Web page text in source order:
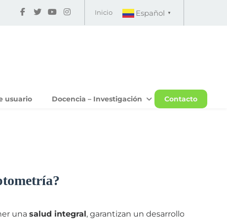
Inicio Español ▼
usuario Docencia – Investigación Contacto
unasalud integral, garantizan un desarrollo